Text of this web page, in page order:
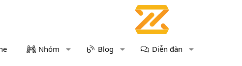
Nhóm Blog Diễn đàn